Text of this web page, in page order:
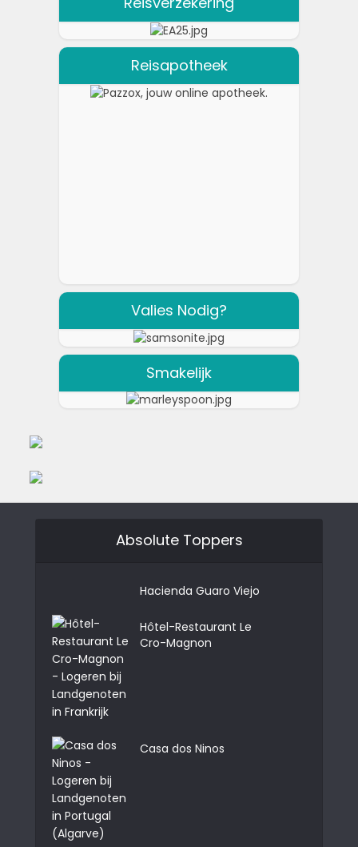
Reisapotheek
Valies Nodig?
Smakelijk
Absolute Toppers
Hacienda Guaro Viejo
Hôtel-Restaurant Le
Cro-Magnon
Casa dos Ninos